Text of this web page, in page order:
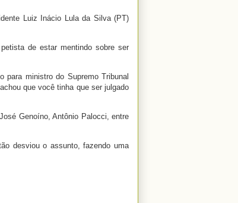
Luiz Inácio Lula da Silva (PT)
de estar mentindo sobre ser
ministro do Supremo Tribunal
que você tinha que ser julgado
Genoíno, Antônio Palocci, entre
desviou o assunto, fazendo uma